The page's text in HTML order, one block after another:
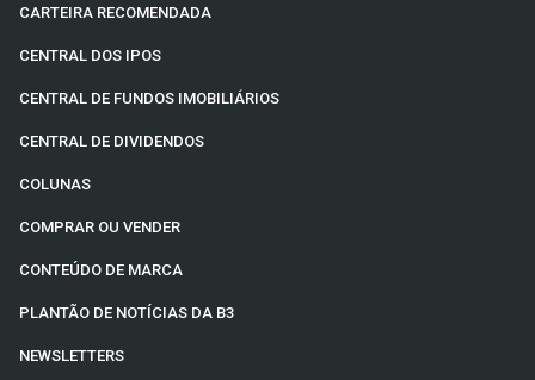
CARTEIRA RECOMENDADA
CENTRAL DOS IPOS
CENTRAL DE FUNDOS IMOBILIÁRIOS
CENTRAL DE DIVIDENDOS
COLUNAS
COMPRAR OU VENDER
CONTEÚDO DE MARCA
PLANTÃO DE NOTÍCIAS DA B3
NEWSLETTERS